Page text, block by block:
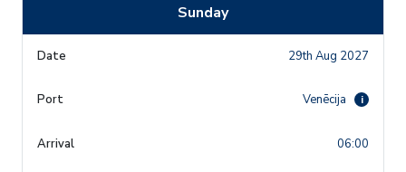
Sunday
29th Aug 2027
Venēcija i
06:00